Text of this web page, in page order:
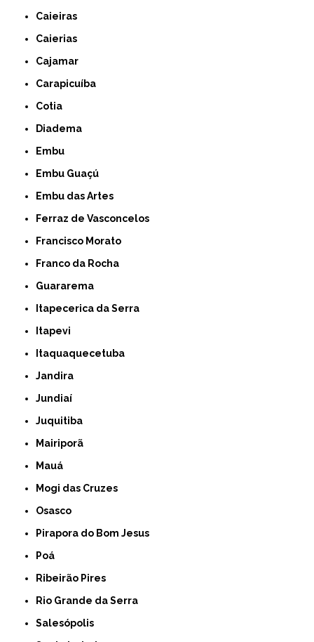
Caieiras
Caierias
Cajamar
Carapicuíba
Cotia
Diadema
Embu
Embu Guaçú
Embu das Artes
Ferraz de Vasconcelos
Francisco Morato
Franco da Rocha
Guararema
Itapecerica da Serra
Itapevi
Itaquaquecetuba
Jandira
Jundiaí
Juquitiba
Mairiporã
Mauá
Mogi das Cruzes
Osasco
Pirapora do Bom Jesus
Poá
Ribeirão Pires
Rio Grande da Serra
Salesópolis